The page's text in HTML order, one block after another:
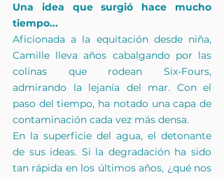
Una idea que surgió hace mucho
tiempo...
Aficionada a la equitación desde niña,
Camille lleva años cabalgando por las
colinas que rodean Six-Fours,
admirando la lejanía del mar. Con el
paso del tiempo, ha notado una capa de
contaminación cada vez más densa.
En la superficie del agua, el detonante
de sus ideas. Si la degradación ha sido
tan rápida en los últimos años, ¿qué nos